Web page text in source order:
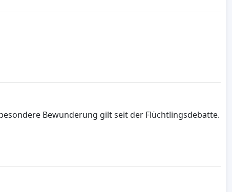
Bewunderung gilt seit der Flüchtlingsdebatte.